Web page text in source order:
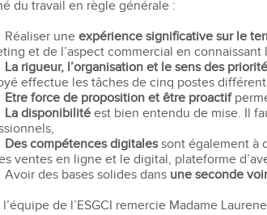
du travail en règle générale :
uneexpérience significative sur le
et de l’aspect commercial en
La rigueur, l’organisation et le sens des
effectue les tâches de cinq postes
Etre force de proposition et être proactif
La disponibilité est bien entendu de mise. Il
Des compétences digitalessont également à
ventes en ligne et le digital, plateforme
des bases solides dans une seconde
l’équipe de l’ESGCI remercie Madame
Environnement
Bachelor Luxe – Développement
Commercial et Marketing
Bachelor Tourisme